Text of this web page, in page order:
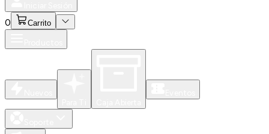
0 Carrito